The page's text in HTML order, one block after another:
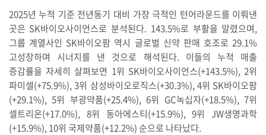
2025년 누적 기준 전년동기 대비 가장 극적인 턴어라운드를 이뤄낸
곳은 SK바이오사이언스로 분석된다. 143.5%로 부활을 알렸으며,
그룹 계열사인 SK바이오팜 역시 글로벌 신약 판매 호조로 29.1%
고성장하며 시너지를 낸 것으로 해석된다. 이들의 누적 매출
증감률을 자세히 살펴보면 1위 SK바이오사이언스(+143.5%), 2위
파미셀(+75.9%), 3위 삼성바이오로직스(+30.3%), 4위 SK바이오팜
(+29.1%), 5위 부광약품(+25.4%), 6위 GC녹십자(+18.5%), 7위
셀트리온(+17.0%), 8위 동아에스티(+15.9%), 9위 JW생명과학
(+15.9%), 10위 국제약품(+12.2%) 순으로 나타났다.